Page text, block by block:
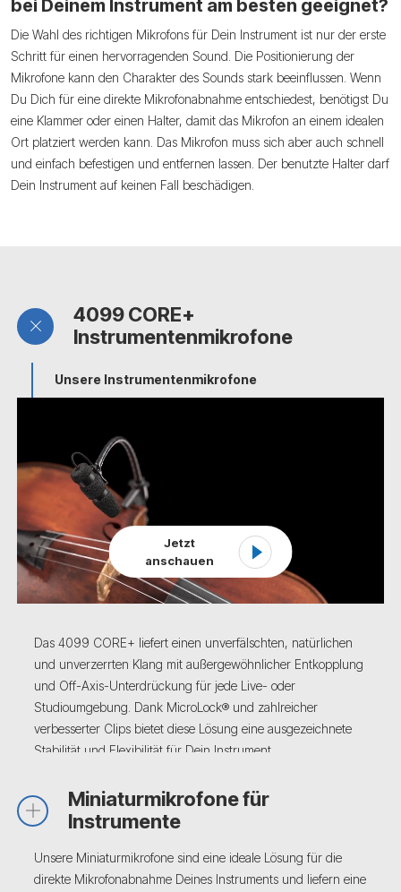
bei Deinem Instrument am besten geeignet?
Die Wahl des richtigen Mikrofons für Dein Instrument ist nur der erste
Schritt für einen hervorragenden Sound. Die Positionierung der
Mikrofone kann den Charakter des Sounds stark beeinflussen. Wenn
Du Dich für eine direkte Mikrofonabnahme entschiedest, benötigst Du
eine Klammer oder einen Halter, damit das Mikrofon an einem idealen
Ort platziert werden kann. Das Mikrofon muss sich aber auch schnell
und einfach befestigen und entfernen lassen. Der benutzte Halter darf
Dein Instrument auf keinen Fall beschädigen.
4099 CORE+
Instrumentenmikrofone
Unsere Instrumentenmikrofone
Jetzt
anschauen
Das 4099 CORE+ liefert einen unverfälschten, natürlichen
und unverzerrten Klang mit außergewöhnlicher Entkopplung
und Off-Axis-Unterdrückung für jede Live- oder
Studioumgebung. Dank MicroLock® und zahlreicher
verbesserter Clips bietet diese Lösung eine ausgezeichnete
Stabilität und Flexibilität für Dein Instrument.
Miniaturmikrofone für
Instrumente
Unsere Miniaturmikrofone sind eine ideale Lösung für die
direkte Mikrofonabnahme Deines Instruments und liefern eine